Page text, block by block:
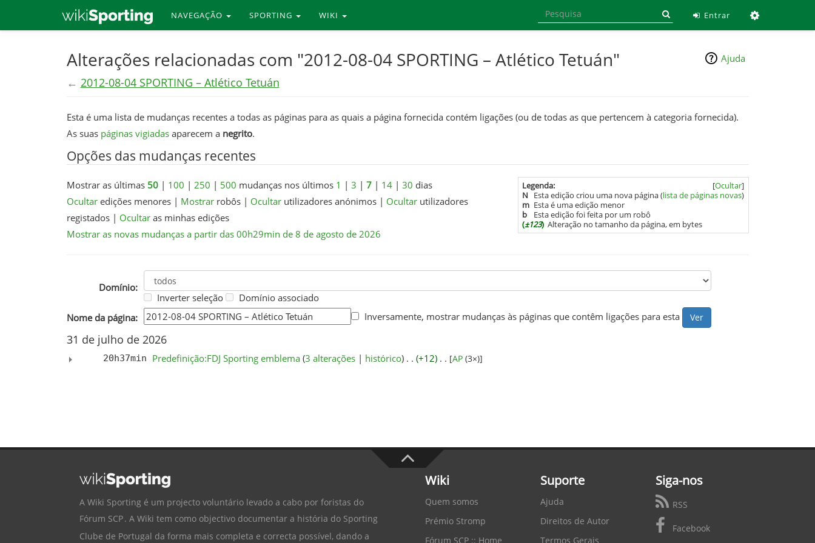
NAVEGAÇÃO SPORTING WIKI Entrar
Ajuda
Alterações relacionadas com "2012-08-04 SPORTING – Atlético Tetuán"
← 2012-08-04 SPORTING – Atlético Tetuán
Esta é uma lista de mudanças recentes a todas as páginas para as quais a página fornecida contém ligações (ou de todas as que pertencem à categoria fornecida).
As suas páginas vigiadasaparecem a negrito.
Opções das mudanças recentes
[Ocultar]
Legenda:
N
Esta edição criou uma nova página (lista de páginas novas)
m Esta é uma edição menor
b
Esta edição foi feita por um robô
(±123) Alteração no tamanho da página, em bytes
Mostrar as últimas 50| 100 | 250 | 500 mudanças nos últimos 1 | 3 | 7| 14| 30 dias
Ocultaredições menores| Mostrarrobôs| Ocultarutilizadores anónimos| Ocultarutilizadores
registados| Ocultaras minhas edições
Mostrar as novas mudanças a partir das 00h29min de 8 de agosto de 2026
Domínio:
Inverter seleção
Domínio associado
Nome da página:
Inversamente, mostrar mudanças às páginas que contêm ligações para esta
31 de julho de 2026
20h37min Predefinição:FDJ Sporting emblema‎‎ (3 alterações| histórico) . . (+12)‎ . . [AP‎ (3×)]
A Wiki Sporting é um projecto voluntário levado a cabo por foristas do
Fórum SCP. A Wiki tem como objectivo documentar a história do Sporting
Clube de Portugal da forma mais completa e correcta possível, dando a
Wiki
Quem somos
Prémio Stromp
Fórum SCP :: Home
Suporte
Ajuda
Direitos de Autor
Termos Gerais
Siga-nos
RSS
Facebook